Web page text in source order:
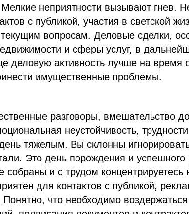
неприятности вызывают гнев.
с публикой, участия в светской
текущим вопросам. Деловые сделки,
и сферы услуг, в
деловую активность лучше на время
имущественные проблемы.
разговоры, вмешательство
неустойчивость,
тяжелым. Вы склонны
Это день порождения и успешного
собраны и с трудом концентрируетесь
для контактов с публикой,
Понятно, что необходимо